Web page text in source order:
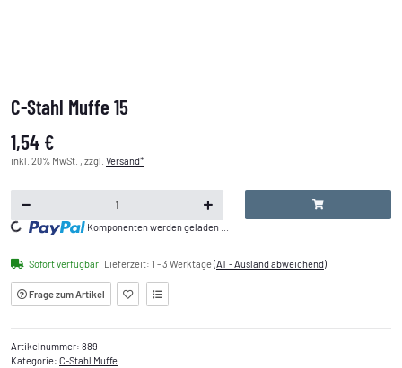
C-Stahl Muffe 15
1,54 €
inkl. 20% MwSt. , zzgl. Versand*
Loading... Komponenten werden geladen ...
Sofort verfügbar Lieferzeit: 1 - 3 Werktage(AT - Ausland abweichend)
Frage zum Artikel
Artikelnummer: 889
Kategorie: C-Stahl Muffe